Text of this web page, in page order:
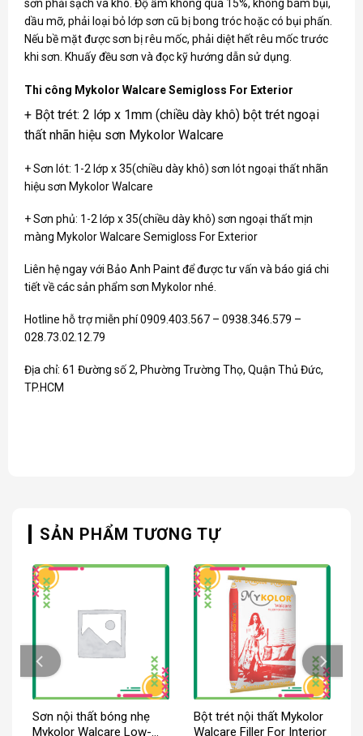
sơn phải sạch và khô. Độ ẩm không quá 15%, không bám bụi,
dầu mỡ, phải loại bỏ lớp sơn cũ bị bong tróc hoặc có bụi phấn.
Nếu bề mặt được sơn bị rêu mốc, phải diệt hết rêu mốc trước
khi sơn. Khuấy đều sơn và đọc kỹ hướng dẫn sử dụng.
Thi công Mykolor Walcare Semigloss For Exterior
+ Bột trét: 2 lớp x 1mm (chiều dày khô) bột trét ngoại
thất nhãn hiệu sơn Mykolor Walcare
+ Sơn lót: 1-2 lớp x 35(chiều dày khô) sơn lót ngoại thất nhãn
hiệu sơn Mykolor Walcare
+ Sơn phủ: 1-2 lớp x 35(chiều dày khô) sơn ngoại thất mịn
màng Mykolor Walcare Semigloss For Exterior
Liên hệ ngay với Bảo Anh Paint để được tư vấn và báo giá chi
tiết về các sản phẩm sơn Mykolornhé.
Hotline hỗ trợ miễn phí 0909.403.567 – 0938.346.579 –
028.73.02.12.79
Địa chỉ: 61 Đường số 2, Phường Trường Thọ, Quận Thủ Đức,
TP.HCM
SẢN PHẨM TƯƠNG TỰ
Sơn nội thất bóng nhẹ
Mykolor Walcare Low-
Bột trét nội thất Mykolor
Walcare Filler For Interior